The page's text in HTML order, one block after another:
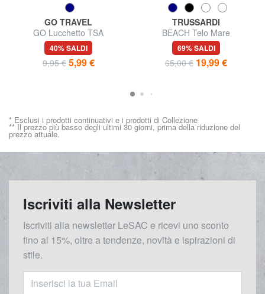
GO TRAVEL
GO Lucchetto TSA
40% SALDI
9,95 € 5,99 €
TRUSSARDI
BEACH Telo Mare
69% SALDI
65,00 € 19,99 €
* Esclusi i prodotti continuativi e i prodotti di Collezione
** Il prezzo più basso degli ultimi 30 giorni, prima della riduzione del
prezzo attuale.
Iscriviti alla Newsletter
Iscriviti alla newsletter LeSAC e ricevi uno sconto
fino al 15%, oltre a tendenze, novità e ispirazioni di
stile.